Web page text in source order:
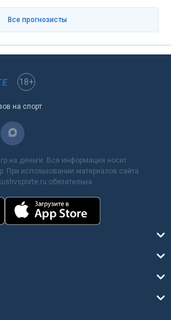
Все прогнозисты
18+
на спорт
на деньги. Вся информация носит
При использовании материалов сайта
обязательна